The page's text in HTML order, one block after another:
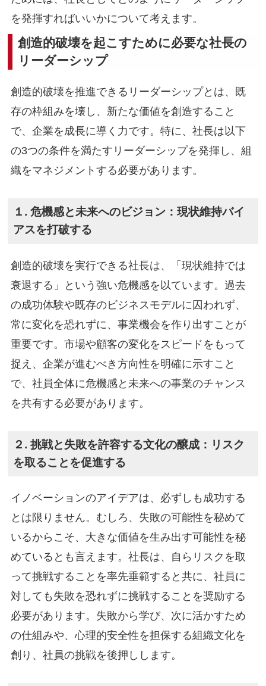
を発揮すればいいかについて考えます。
創造的破壊を起こすために必要な社長の
リーダーシップ
創造的破壊を推進できるリーダーシップとは、既
存の枠組みを壊し、新たな価値を創造すること
で、企業を成長に導く力です。特に、社長は以下
の3つの条件を満たすリーダーシップを発揮し、組
織をマネジメントする必要があります。
１. 危機感と未来へのビジョン：現状維持バイ
アスを打破する
創造的破壊を実行できる社長は、「現状維持では
衰退する」という強い危機感を以ています。過去
の成功体験や既存のビジネスモデルに囚われず、
常に変化を恐れずに、事業機会を作り出すことが
重要です。市場や顧客の変化をスピードをもって
捉え、企業が進むべき方向性を明確に示すこと
で、社員全体に危機感と未来への事業のチャンス
を共有する必要があります。
２. 挑戦と失敗を許容する文化の醸成：リスク
を取ることを促進する
イノベーションのアイデアは、必ずしも成功する
とは限りません。むしろ、失敗の可能性を秘めて
いるからこそ、大きな価値を生み出す可能性を秘
めているとも言えます。社長は、自らリスクを取
って挑戦することを率先垂範すると共に、社員に
対しても失敗を恐れずに挑戦することを奨励する
必要があります。失敗から学び、次に活かすため
の仕組みや、心理的安全性を担保する組織文化を
創り、社員の挑戦を後押しします。